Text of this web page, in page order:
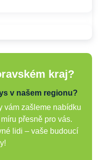
kraj?
v našem regionu?
vám zašleme nabídku
přesně pro vás.
lidi – vaše budoucí